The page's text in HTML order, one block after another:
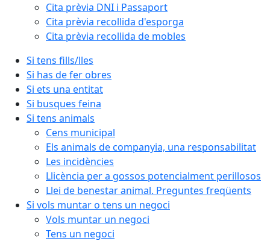
Cita prèvia DNI i Passaport
Cita prèvia recollida d'esporga
Cita prèvia recollida de mobles
Si tens fills/lles
Si has de fer obres
Si ets una entitat
Si busques feina
Si tens animals
Cens municipal
Els animals de companyia, una responsabilitat
Les incidències
Llicència per a gossos potencialment perillosos
Llei de benestar animal. Preguntes freqüents
Si vols muntar o tens un negoci
Vols muntar un negoci
Tens un negoci